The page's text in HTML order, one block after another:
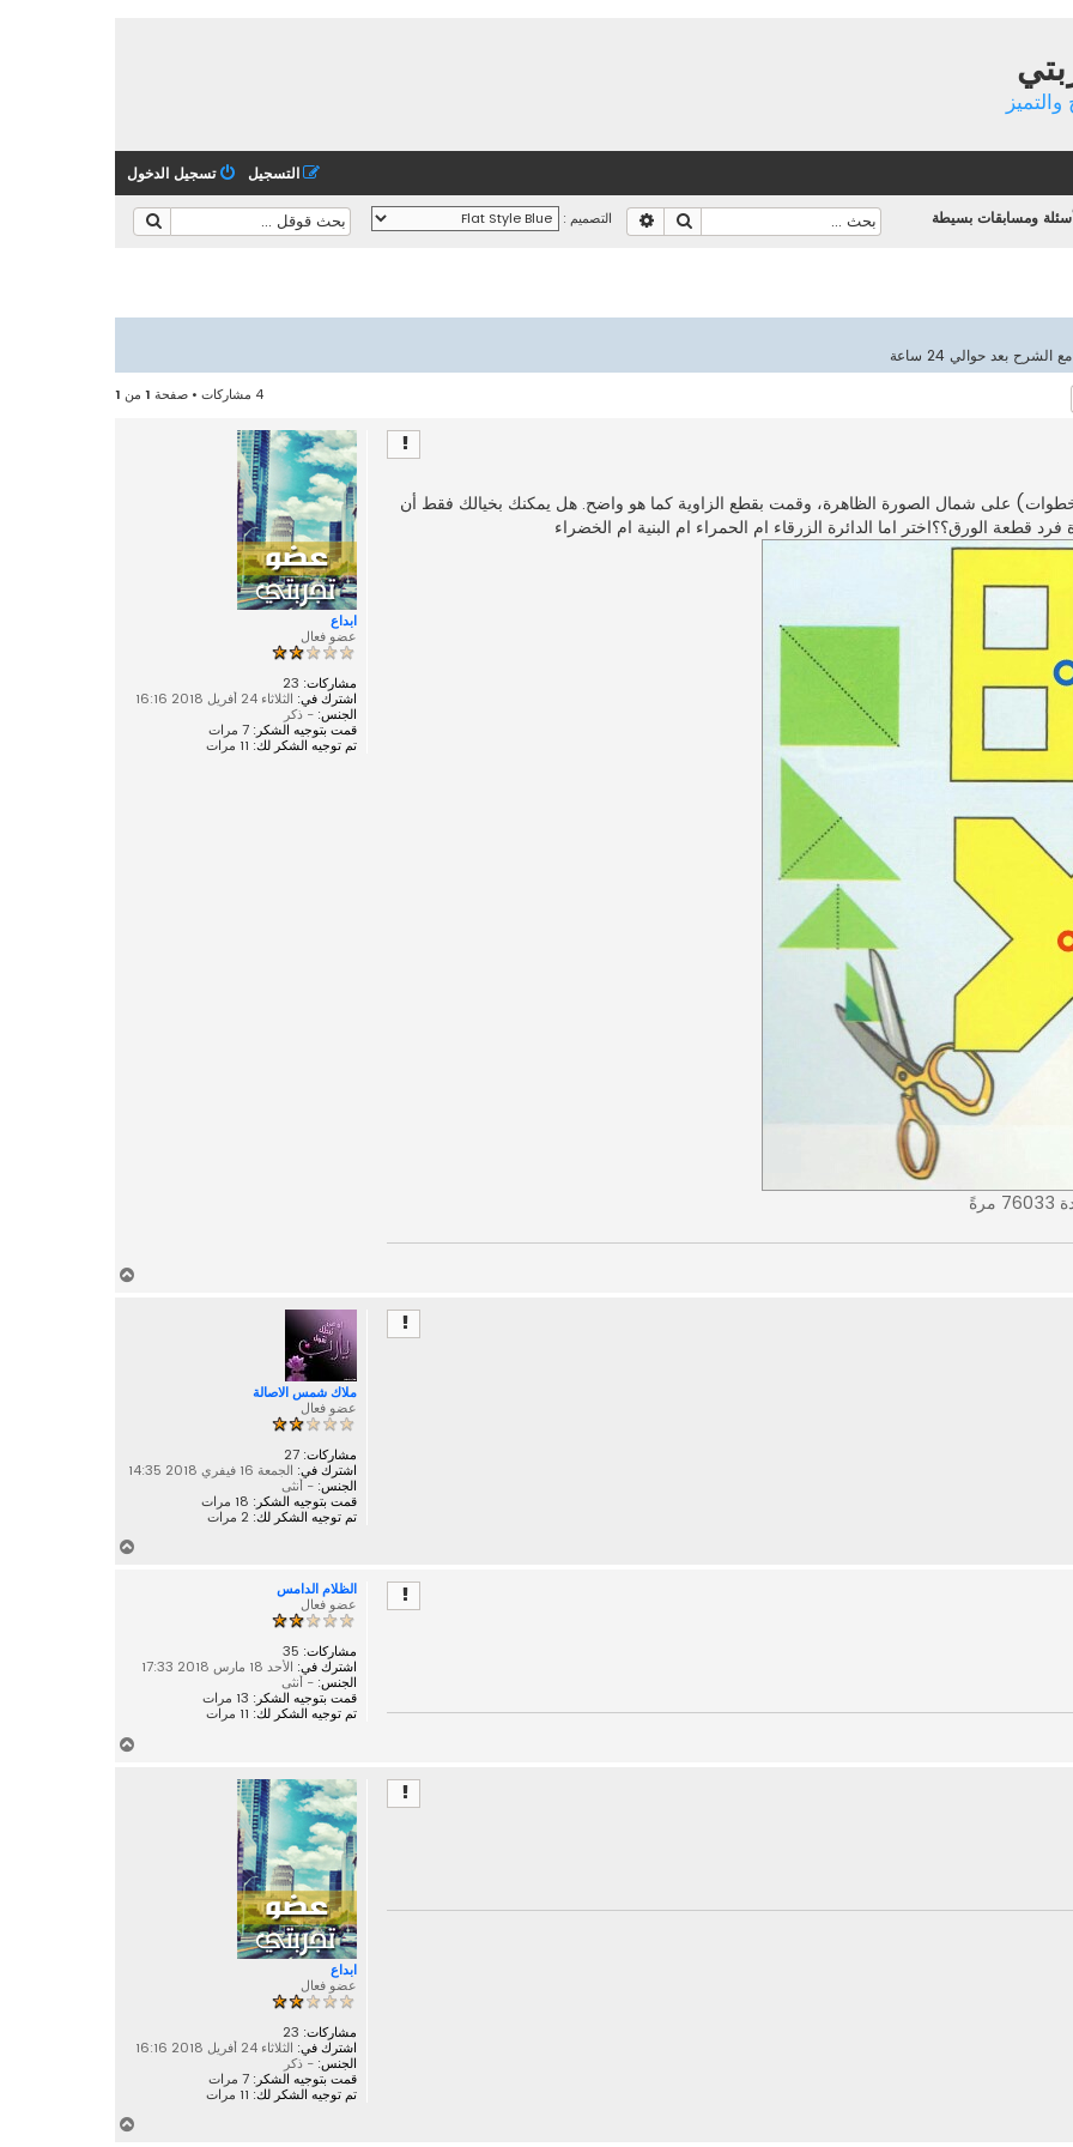
تسجيل الدخول التسجيل
ومسابقات بسيطة التصميم : بحث بحث متقدم
بعد حوالي 24 ساعة
4 مشاركات • صفحة 1 من 1
ابداع
عضو فعال
مشاركات: 23
اشترك في: الثلاثاء 24 أفريل 2018 16:16
الجنس: - ذكر
قمت بتوجيه الشكر: 7 مرات
تم توجيه الشكر لك: 11 مرات
على شمال الصورة الظاهرة، وقمت بقطع الزاوية كما هو واضح. هل يمكنك بخيالك فقط أن
الورق؟؟اختر اما الدائرة الزرقاء ام الحمراء ام البنية ام الخضراء
ملاك شمس الاصالة
عضو فعال
مشاركات: 27
اشترك في: الجمعة 16 فيفري 2018 14:35
الجنس: - أنثى
قمت بتوجيه الشكر: 18 مرات
تم توجيه الشكر لك: 2 مرات
الظلام الدامس
عضو فعال
مشاركات: 35
اشترك في: الأحد 18 مارس 2018 17:33
الجنس: - أنثى
قمت بتوجيه الشكر: 13 مرات
تم توجيه الشكر لك: 11 مرات
ابداع
عضو فعال
مشاركات: 23
اشترك في: الثلاثاء 24 أفريل 2018 16:16
الجنس: - ذكر
قمت بتوجيه الشكر: 7 مرات
تم توجيه الشكر لك: 11 مرات